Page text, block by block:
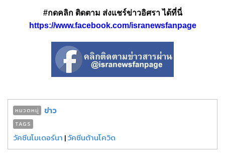
#กดคลิก ติดตาม ส่งแชร์ข่าวอิศรา ได้ที่นี่
https://www.facebook.com/isranewsfanpage
หมวดหมู่ ข่าว
TAGS
วัคซีนโมเดอร์นา |วัคซีนต้านโควิด